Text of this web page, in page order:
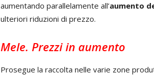
aumentando parallelamente all’aumento
ulteriori riduzioni di prezzo.
Mele. Prezzi in aumento
Prosegue la raccolta nelle varie zone